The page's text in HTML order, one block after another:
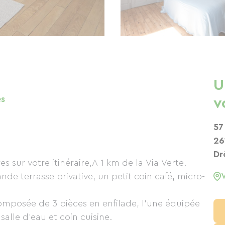
sur votre itinéraire,A 1 km de la Via Verte.
terrasse privative, un petit coin café, micro-
de 3 pièces en enfilade, l'une équipée
d'eau et coin cuisine.